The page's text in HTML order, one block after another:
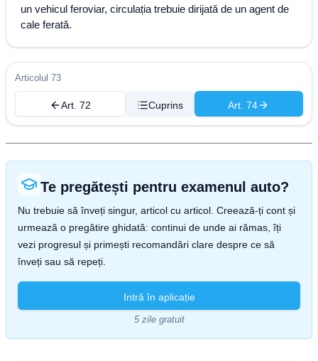
un vehicul feroviar, circulația trebuie dirijată de un agent de
cale ferată.
Articolul 73
Art. 72 Cuprins Art. 74
Te pregătești pentru examenul auto?
Nu trebuie să înveți singur, articol cu articol. Creează-ți cont și
urmează o pregătire ghidată: continui de unde ai rămas, îți
vezi progresul și primești recomandări clare despre ce să
înveți sau să repeți.
Intră în aplicație
5 zile gratuit